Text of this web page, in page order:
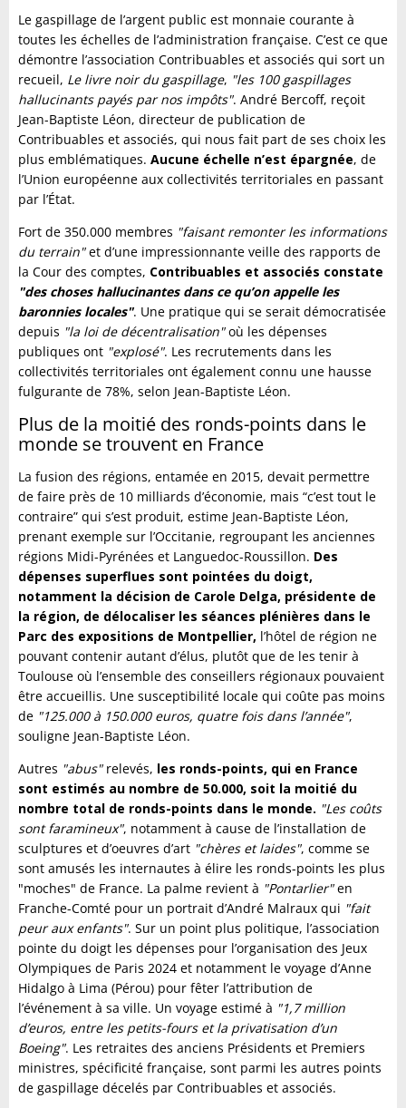
Le gaspillage de l’argent public est monnaie courante à
toutes les échelles de l’administration française. C’est ce que
démontre l’association Contribuables et associés qui sort un
recueil, Le livre noir du gaspillage, "les 100 gaspillages
hallucinants payés par nos impôts". André Bercoff, reçoit
Jean-Baptiste Léon, directeur de publication de
Contribuables et associés, qui nous fait part de ses choix les
plus emblématiques. Aucune échelle n’est épargnée, de
l’Union européenne aux collectivités territoriales en passant
par l’État.
Fort de 350.000 membres "faisant remonter les informations
du terrain"et d’une impressionnante veille des rapports de
la Cour des comptes, Contribuables et associés constate
"des choses hallucinantes dans ce qu’on appelle les
baronnies locales". Une pratique qui se serait démocratisée
depuis "la loi de décentralisation"où les dépenses
publiques ont "explosé". Les recrutements dans les
collectivités territoriales ont également connu une hausse
fulgurante de 78%, selon Jean-Baptiste Léon.
Plus de la moitié des ronds-points dans le
monde se trouvent en France
La fusion des régions, entamée en 2015, devait permettre
de faire près de 10 milliards d’économie, mais “c’est tout le
contraire” qui s’est produit, estime Jean-Baptiste Léon,
prenant exemple sur l’Occitanie, regroupant les anciennes
régions Midi-Pyrénées et Languedoc-Roussillon. Des
dépenses superflues sont pointées du doigt,
notamment la décision de Carole Delga, présidente de
la région, de délocaliser les séances plénières dans le
Parc des expositions de Montpellier, l’hôtel de région ne
pouvant contenir autant d’élus, plutôt que de les tenir à
Toulouse où l’ensemble des conseillers régionaux pouvaient
être accueillis. Une susceptibilité locale qui coûte pas moins
de "125.000 à 150.000 euros, quatre fois dans l’année",
souligne Jean-Baptiste Léon.
Autres "abus"relevés, les ronds-points, qui en France
sont estimés au nombre de 50.000, soit la moitié du
nombre total de ronds-points dans le monde. "Les coûts
sont faramineux", notamment à cause de l’installation de
sculptures et d’oeuvres d’art "chères et laides", comme se
sont amusés les internautes à élire les ronds-points les plus
"moches" de France. La palme revient à "Pontarlier"en
Franche-Comté pour un portrait d’André Malraux qui "fait
peur aux enfants". Sur un point plus politique, l’association
pointe du doigt les dépenses pour l’organisation des Jeux
Olympiques de Paris 2024 et notamment le voyage d’Anne
Hidalgo à Lima (Pérou) pour fêter l’attribution de
l’événement à sa ville. Un voyage estimé à "1,7 million
d’euros, entre les petits-fours et la privatisation d’un
Boeing". Les retraites des anciens Présidents et Premiers
ministres, spécificité française, sont parmi les autres points
de gaspillage décelés par Contribuables et associés.